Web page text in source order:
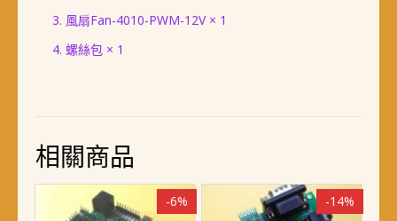
風扇Fan-4010-PWM-12V × 1
螺絲包 × 1
相關商品
-6% -14%